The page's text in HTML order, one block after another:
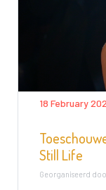
18 February
Still Life
Georganiseerd